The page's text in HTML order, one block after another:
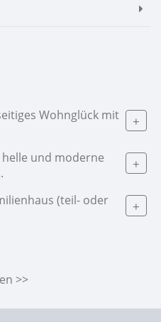
Wohnglück mit
+
und moderne
+
(teil- oder
+
>>